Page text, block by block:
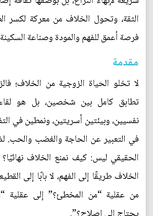
الثقة، وتحول الخلاف من معركة لكسر
فرصة أعمق للفهم والمودة وصناعة
مقدمة
لا تخلو الحياة الزوجية من الخلاف؛
تطابق كامل بين شخصين، بل هو
نفسيين، وبيئتين أسريتين، ونمطين في
في التعبير عن الحاجة والغضب والحب.
الحقيقي ليس: كيف نمنع الخلاف
الخلاف طريقًا إلى الفهم، لا بابًا إلى
من عقلية “من المخطئ؟” إلى عقلية